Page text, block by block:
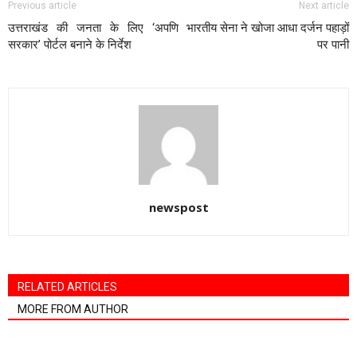
Previous article
उत्तराखंड की जनता के लिए ‘अपणि
सरकार’ पोर्टल बनाने के निर्देश
Next article
भारतीय सेना ने खोजा आधा दर्जन पहाड़ों
पर पानी
newspost
RELATED ARTICLES
MORE FROM AUTHOR